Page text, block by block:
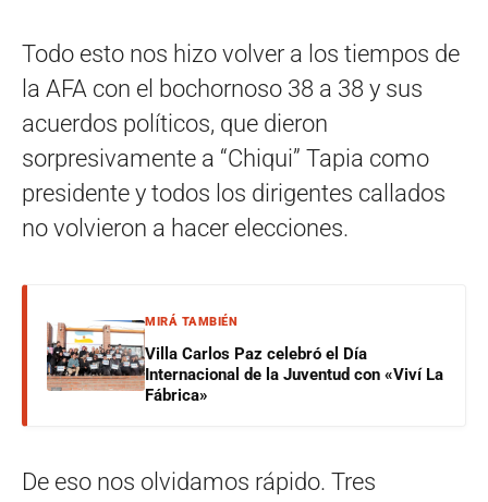
Todo esto nos hizo volver a los tiempos de
la AFA con el bochornoso 38 a 38 y sus
acuerdos políticos, que dieron
sorpresivamente a “Chiqui” Tapia como
presidente y todos los dirigentes callados
no volvieron a hacer elecciones.
MIRÁ TAMBIÉN
Villa Carlos Paz celebró el Día
Internacional de la Juventud con «Viví La
Fábrica»
De eso nos olvidamos rápido. Tres